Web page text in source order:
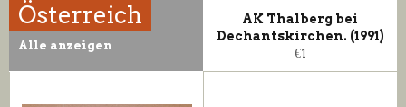
Österreich
Alle anzeigen
AK Thalberg bei
Dechantskirchen. (1991)
Normaler
Preis
€1